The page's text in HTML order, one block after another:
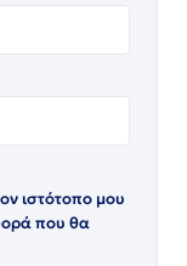
ιστότοπο μου
που θα